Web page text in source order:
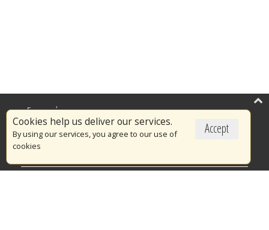
Accept
Cookies help us deliver our services.
By using our services, you agree to our use of
cookies
Επικαιρότητα
Το Πυροσβεστικό Σώμα